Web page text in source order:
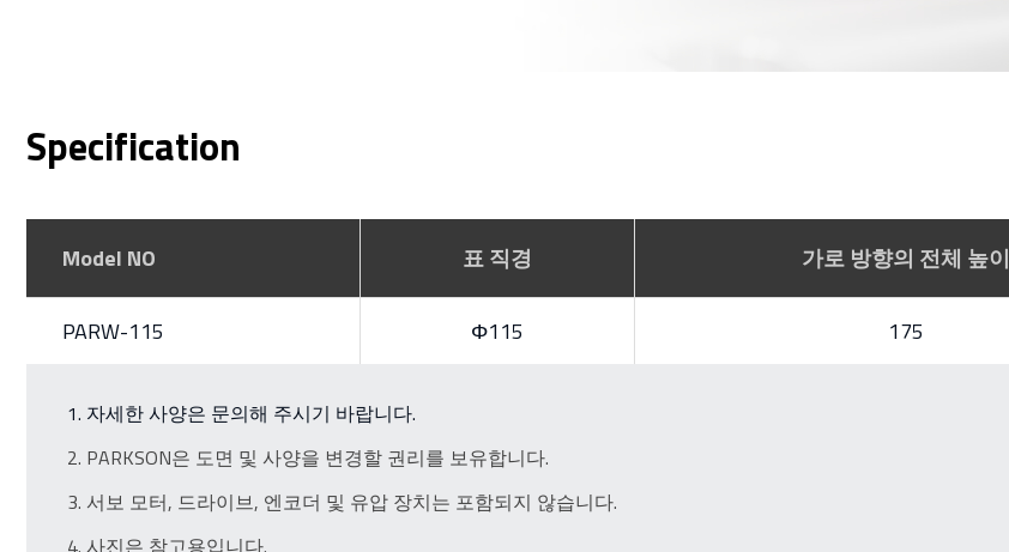
Specification
Model NO 표 직경 가로 방향의 전체 높이
PARW-115 Φ115 175
자세한 사양은 문의해 주시기 바랍니다.
PARKSON은 도면 및 사양을 변경할 권리를 보유합니다.
서보 모터, 드라이브, 엔코더 및 유압 장치는 포함되지 않습니다.